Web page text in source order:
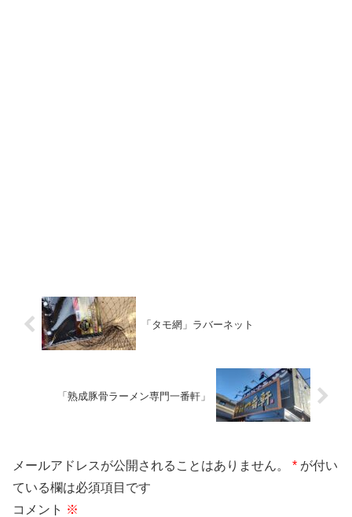
「タモ網」ラバーネット
「熟成豚骨ラーメン専門一番軒」
メールアドレスが公開されることはありません。 * が付い
ている欄は必須項目です
コメント ※